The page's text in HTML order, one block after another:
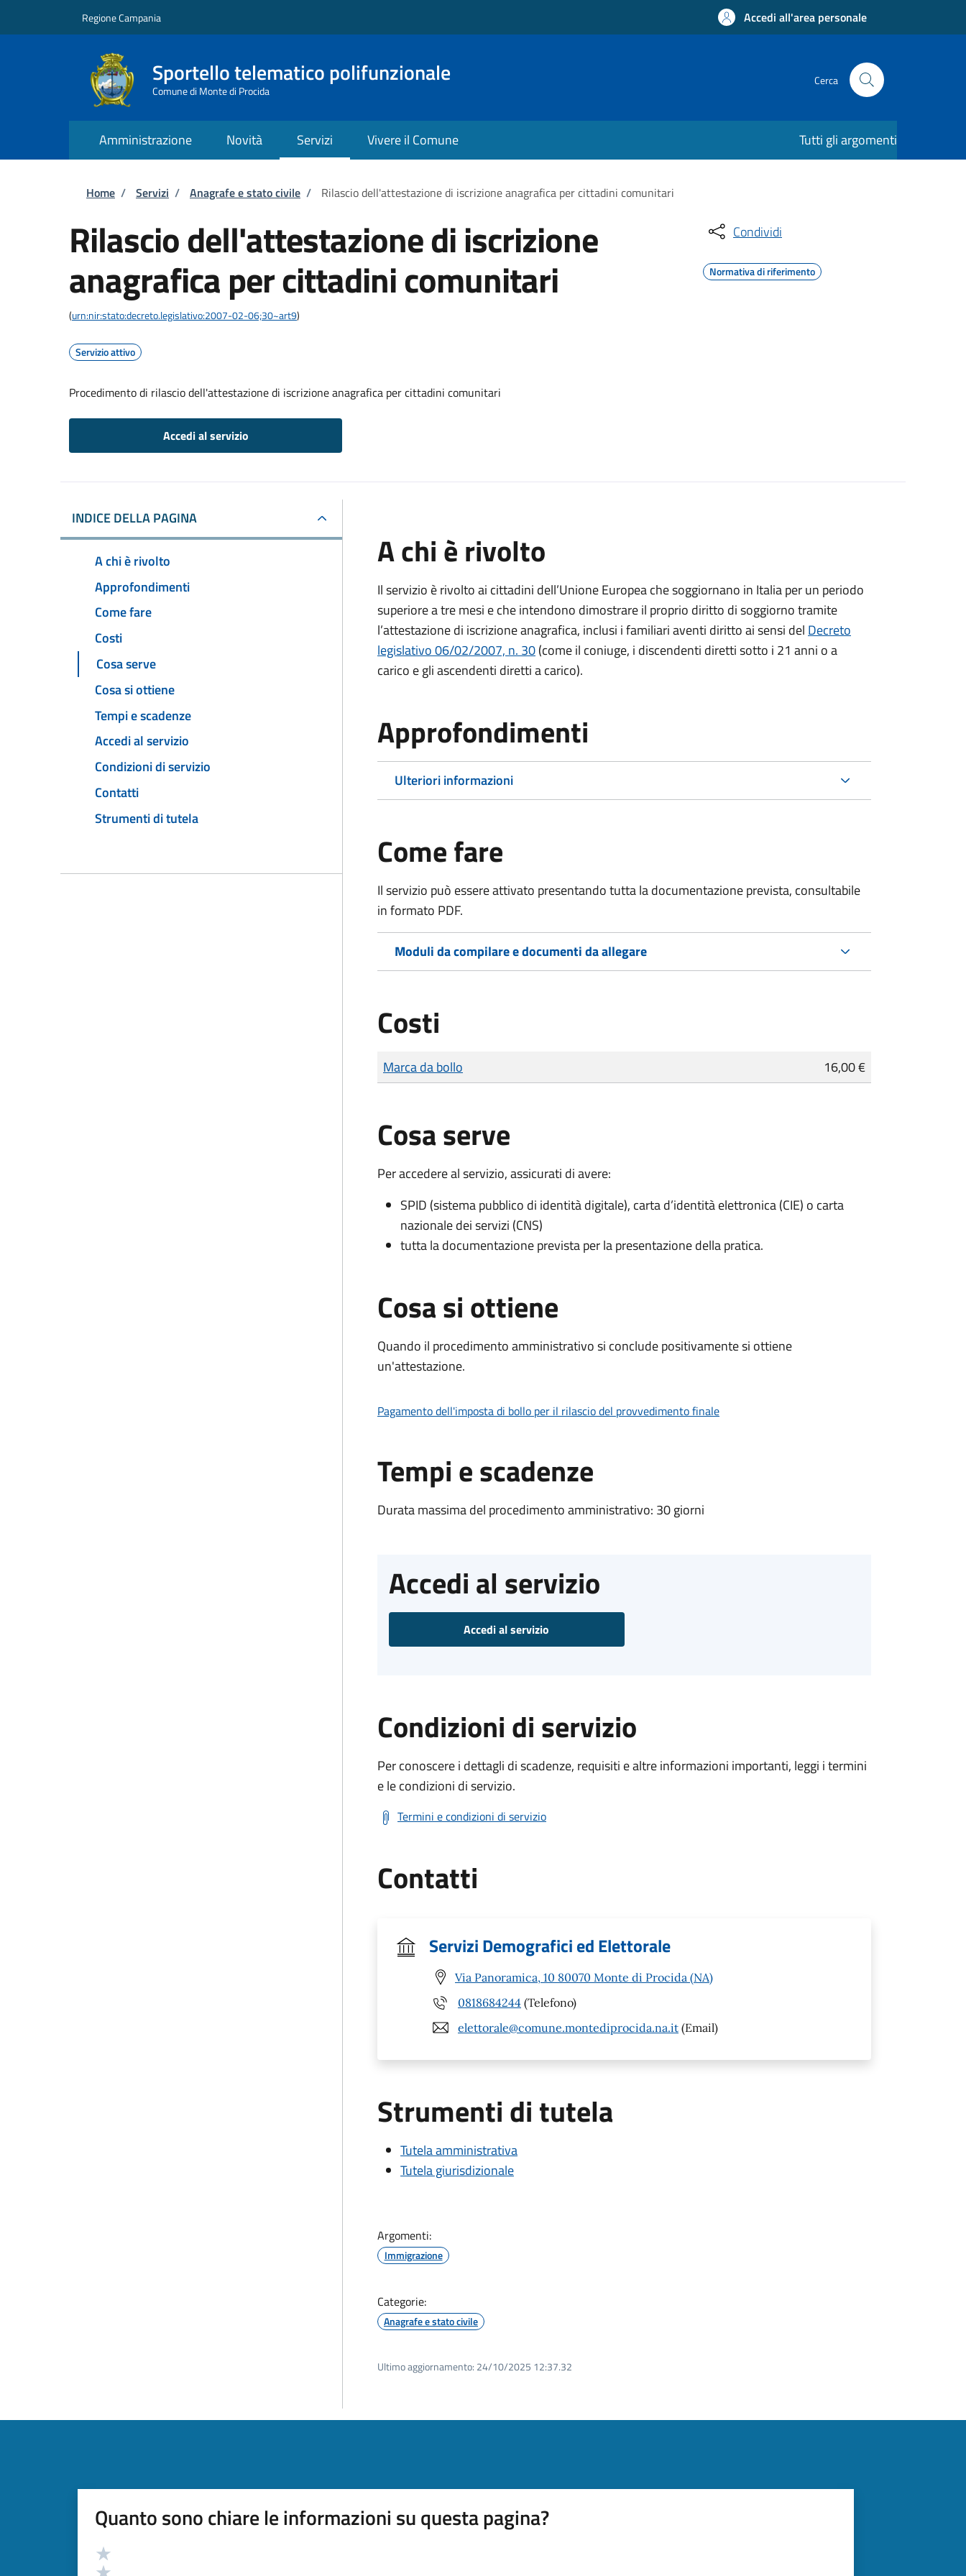
Regione Campania Accedi all'area personale
Sportello telematico polifunzionale
Comune di Monte di Procida
Cerca
Amministrazione Novità Servizi Vivere il Comune Tutti gli argomenti
Briciole di pane
Home / Servizi / Anagrafe e stato civile / Rilascio dell'attestazione di iscrizione anagrafica per cittadini comunitari
Rilascio dell'attestazione di iscrizione
anagrafica per cittadini comunitari
(urn:nir:stato:decreto.legislativo:2007-02-06;30~art9)
Servizio attivo
Procedimento di rilascio dell'attestazione di iscrizione anagrafica per cittadini comunitari
Accedi al servizio
Condividi
Normativa di riferimento
INDICE DELLA PAGINA
A chi è rivolto
Approfondimenti
Come fare
Costi
Cosa serve
Cosa si ottiene
Tempi e scadenze
Accedi al servizio
Condizioni di servizio
Contatti
Strumenti di tutela
A chi è rivolto
Il servizio è rivolto ai cittadini dell’Unione Europea che soggiornano in Italia per un periodo
superiore a tre mesi e che intendono dimostrare il proprio diritto di soggiorno tramite
l’attestazione di iscrizione anagrafica, inclusi i familiari aventi diritto ai sensi del Decreto
legislativo 06/02/2007, n. 30(come il coniuge, i discendenti diretti sotto i 21 anni o a
carico e gli ascendenti diretti a carico).
Approfondimenti
Ulteriori informazioni
Come fare
Il servizio può essere attivato presentando tutta la documentazione prevista, consultabile
in formato PDF.
Moduli da compilare e documenti da allegare
Costi
Tipo di pagamento
Importo
Marca da bollo 16,00 €
Cosa serve
Per accedere al servizio, assicurati di avere:
SPID (sistema pubblico di identità digitale), carta d’identità elettronica (CIE) o carta
nazionale dei servizi (CNS)
tutta la documentazione prevista per la presentazione della pratica.
Cosa si ottiene
Quando il procedimento amministrativo si conclude positivamente si ottiene
un'attestazione.
Pagamento dell'imposta di bollo per il rilascio del provvedimento finale
Tempi e scadenze
Durata massima del procedimento amministrativo: 30 giorni
Accedi al servizio
Accedi al servizio
Condizioni di servizio
Per conoscere i dettagli di scadenze, requisiti e altre informazioni importanti, leggi i termini
e le condizioni di servizio.
Termini e condizioni di servizio
Contatti
Servizi Demografici ed Elettorale
Via Panoramica, 10 80070 Monte di Procida (NA)
0818684244 (Telefono)
elettorale@comune.montediprocida.na.it (Email)
Strumenti di tutela
Tutela amministrativa
Tutela giurisdizionale
Argomenti:
Immigrazione
Categorie:
Anagrafe e stato civile
Ultimo aggiornamento: 24/10/2025 12:37.32
Quanto sono chiare le informazioni su questa pagina?
Valutazione